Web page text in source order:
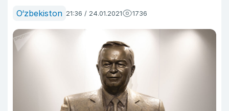
O‘zbekiston 21:36 / 24.01.2021 1736